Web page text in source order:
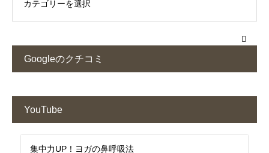
Googleのクチコミ
YouTube
集中力UP！ヨガの鼻呼吸法